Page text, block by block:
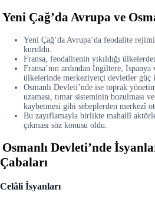
Yeni Çağ’da Avrupa ve
Yeni Çağ’da Avrupa’da feodalite
kuruldu.
Fransa, feodalitenin yıkıldığı
Fransa’nın ardından İngiltere,
ülkelerinde merkeziyetçi devletler güç
Osmanlı Devleti’nde ise toprak
uzaması, tımar sisteminin bozulması
kaybetmesi gibi sebeplerden merkezî
Bu zayıflamayla birlikte mahallî
çıkması söz konusu oldu.
Osmanlı Devleti’nde
Çabaları
Celâli İsyanları